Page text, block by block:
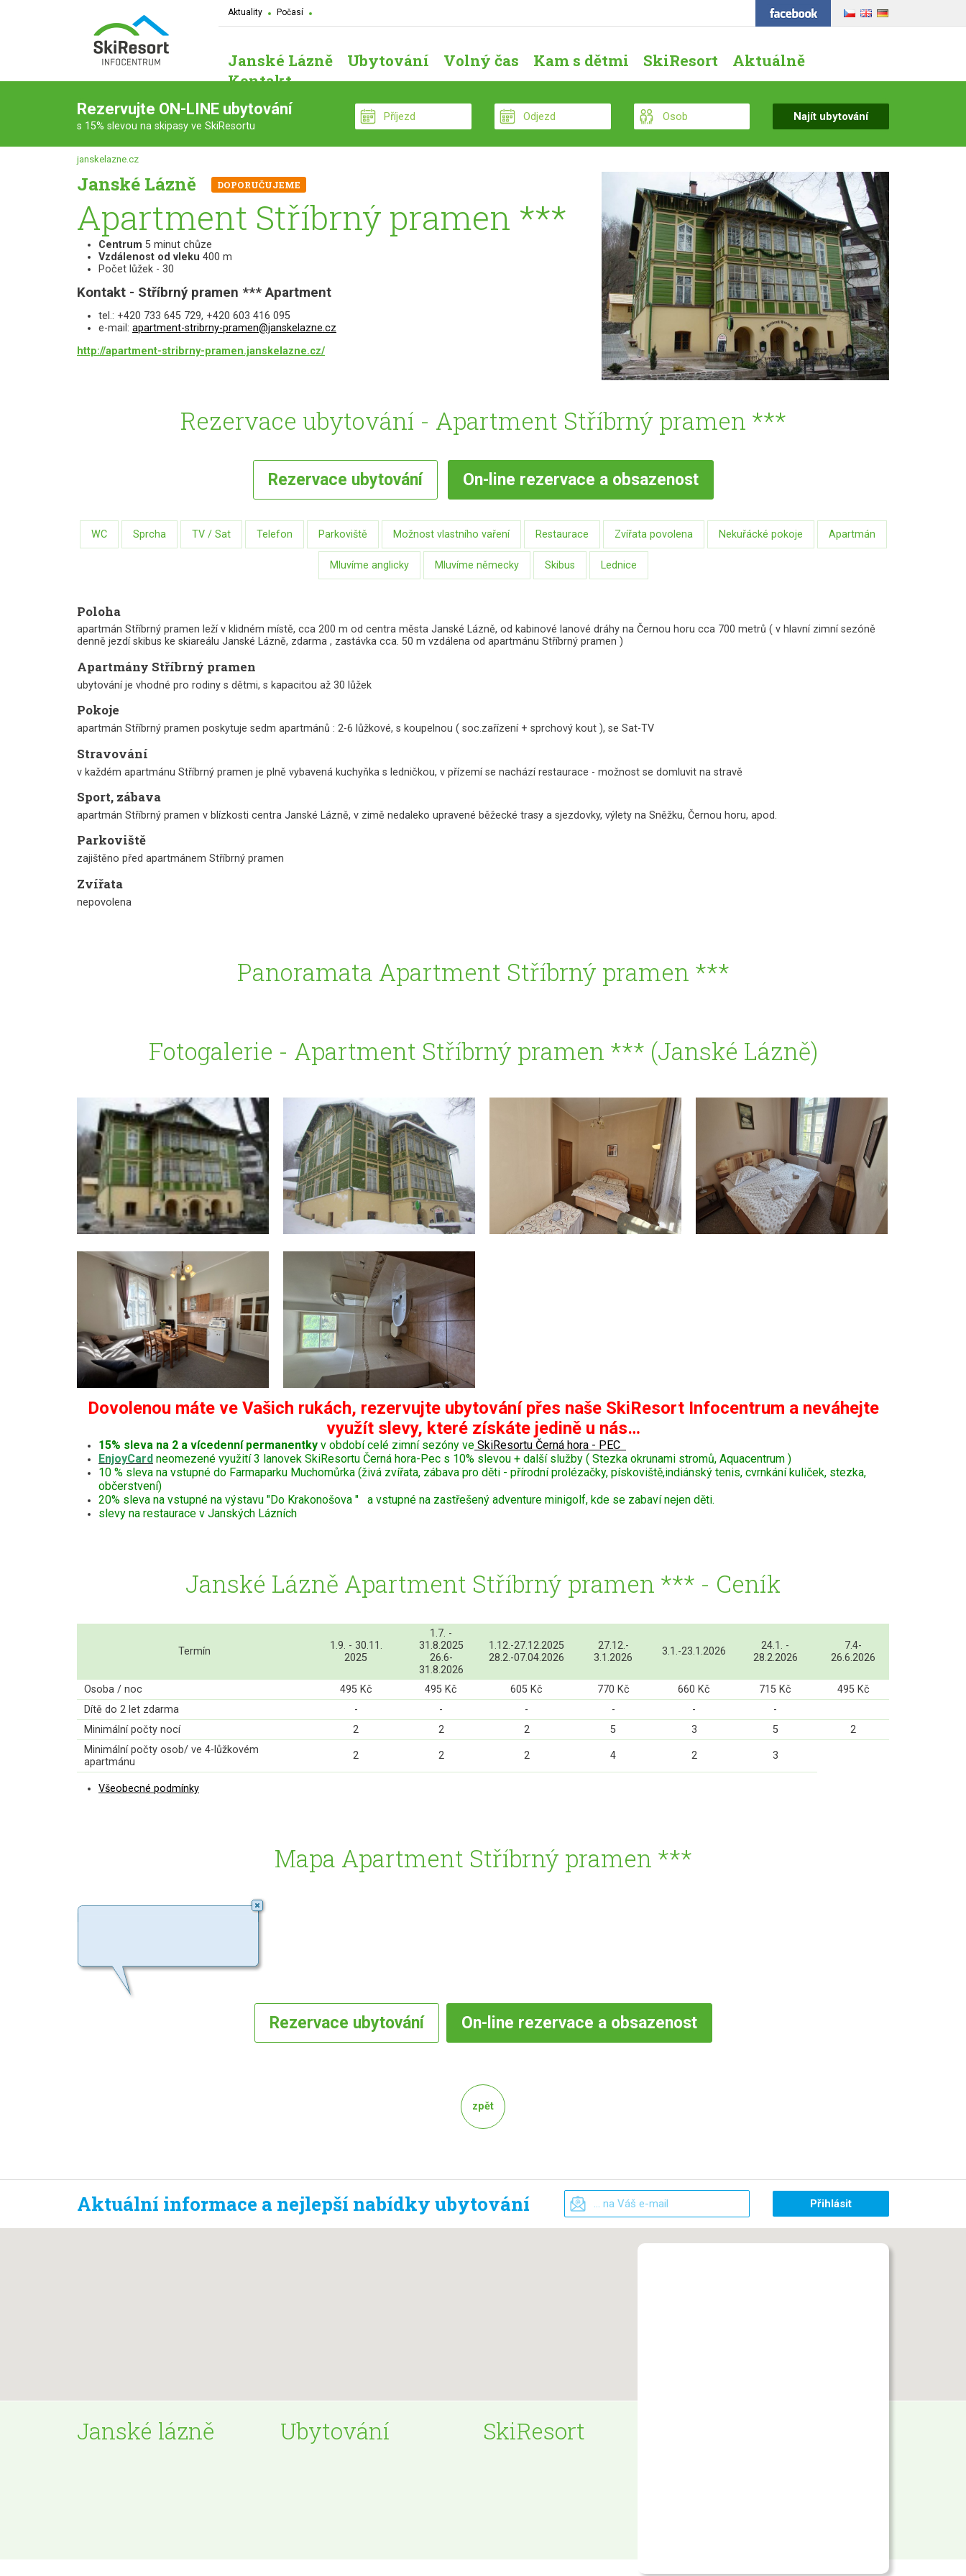
Aktuality Počasí
Janské Lázně Ubytování Volný čas Kam s dětmi SkiResort
Aktuálně
Kontakt
Rezervujte ON-LINE ubytování
s 15% slevou na skipasy ve SkiResortu
janskelazne.cz
Janské Lázně DOPORUČUJEME
Apartment Stříbrný pramen ***
Centrum 5 minut chůze
Vzdálenost od vleku 400 m
Počet lůžek - 30
Kontakt - Stříbrný pramen *** Apartment
tel.: +420 733 645 729, +420 603 416 095
e-mail: apartment-stribrny-pramen@janskelazne.cz
http://apartment-stribrny-pramen.janskelazne.cz/
Rezervace ubytování - Apartment Stříbrný pramen ***
Rezervace ubytování On-line rezervace a obsazenost
WC Sprcha TV / Sat Telefon Parkoviště Možnost vlastního vaření Restaurace Zvířata povolena Nekuřácké pokoje Apartmán
Mluvíme anglicky Mluvíme německy Skibus Lednice
Poloha
apartmán Stříbrný pramen leží v klidném místě, cca 200 m od centra města Janské Lázně, od kabinové lanové dráhy na Černou horu cca 700 metrů ( v hlavní zimní sezóně
denně jezdí skibus ke skiareálu Janské Lázně, zdarma , zastávka cca. 50 m vzdálena od apartmánu Stříbrný pramen )
Apartmány Stříbrný pramen
ubytování je vhodné pro rodiny s dětmi, s kapacitou až 30 lůžek
Pokoje
apartmán Stříbrný pramen poskytuje sedm apartmánů : 2-6 lůžkové, s koupelnou ( soc.zařízení + sprchový kout ), se Sat-TV
Stravování
v každém apartmánu Stříbrný pramen je plně vybavená kuchyňka s ledničkou, v přízemí se nachází restaurace - možnost se domluvit na stravě
Sport, zábava
apartmán Stříbrný pramen v blízkosti centra Janské Lázně, v zimě nedaleko upravené běžecké trasy a sjezdovky, výlety na Sněžku, Černou horu, apod.
Parkoviště
zajištěno před apartmánem Stříbrný pramen
Zvířata
nepovolena
Panoramata Apartment Stříbrný pramen ***
Fotogalerie - Apartment Stříbrný pramen *** (Janské Lázně)
Dovolenou máte ve Vašich rukách, rezervujte ubytování přes naše SkiResort Infocentrum a neváhejte
využít slevy, které získáte jedině u nás…
15% sleva na 2 a vícedenní permanentky v období celé zimní sezóny ve SkiResortu Černá hora - PEC
EnjoyCard neomezené využití 3 lanovek SkiResortu Černá hora-Pec s 10% slevou + další služby ( Stezka okrunami stromů, Aquacentrum )
10 % sleva na vstupné do Farmaparku Muchomůrka (živá zvířata, zábava pro děti - přírodní prolézačky, pískoviště,indiánský tenis, cvrnkání kuliček, stezka,
občerstvení)
20% sleva na vstupné na výstavu "Do Krakonošova " a vstupné na zastřešený adventure minigolf, kde se zabaví nejen děti.
slevy na restaurace v Janských Lázních
Janské Lázně Apartment Stříbrný pramen *** - Ceník
Termín
1.9. - 30.11.
2025
1.7. -
31.8.2025
26.6-
31.8.2026
1.12.-27.12.2025
28.2.-07.04.2026
27.12.-
3.1.2026
3.1.-23.1.2026
24.1. -
28.2.2026
7.4-
26.6.2026
Osoba / noc 495 Kč 495 Kč 605 Kč 770 Kč 660 Kč 715 Kč
495 Kč
Dítě do 2 let zdarma
- - - - -
-
Minimální počty nocí
2 2 2 5 3 5
2
Minimální počty osob/ ve 4-lůžkovém
apartmánu
2 2 2 4 2 3
Všeobecné podmínky
Mapa Apartment Stříbrný pramen ***
Rezervace ubytování On-line rezervace a obsazenost
zpět
Aktuální informace a nejlepší nabídky ubytování
Janské lázně Ubytování SkiResort